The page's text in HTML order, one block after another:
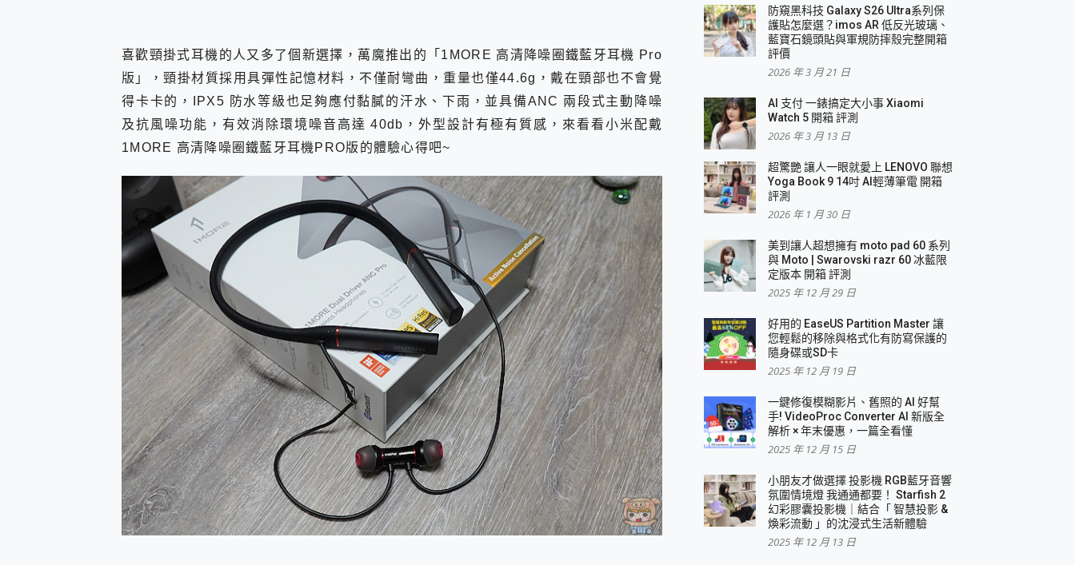
Xiaomi 14 Ultra 開箱 評測~ 有深度的 Leica 影像旗艦手機! 加碼小旗艦 Xiaomi 14 開箱 評測
人像旗艦 vivo V30 系列 開箱 評測! 首搭蔡司光學鏡頭、攝影棚級柔光環、拍攝功能最好玩的美拍神機 vivo V30 Pro
多個願望一次滿足 超強散熱 微星 MSI Claw A1M-026TW 電競掌機 開箱 評測
一吸完美對位 擁有超強吸力與超好用的隱磁支架 O-ONE MAG 最會吸的行動電源 開箱 評測
OPPO 哈蘇 300mm 專業增距鏡實測：Find X9 Ultra 光學長焦隨手拍，紀錄生活就是這麼簡單
Motorola edge 70 pro 及 moto g37 power上市，登錄在送飛利浦氣炸鍋
近八千元的 Soundcore Liberty 5 Pro Max，有螢幕的耳機會是智商稅嗎?
喜歡頸掛式耳機的人又多了個新選擇，萬魔推出的「1MORE 高清降噪圈鐵藍牙耳機 Pro
版」，頸掛材質採用具彈性記憶材料，不僅耐彎曲，重量也僅44.6g，戴在頸部也不會覺
得卡卡的，IPX5 防水等級也足夠應付黏膩的汗水、下雨，並具備ANC 兩段式主動降噪
及抗風噪功能，有效消除環境噪音高達 40db，外型設計有極有質感，來看看小米配戴
1MORE 高清降噪圈鐵藍牙耳機PRO版的體驗心得吧~
防窺黑科技 Galaxy S26 Ultra系列保
護貼怎麼選？imos AR 低反光玻璃、
藍寶石鏡頭貼與軍規防摔殼完整開箱
評價
2026 年 3 月 21 日
AI 支付 一錶搞定大小事 Xiaomi
Watch 5 開箱 評測
2026 年 3 月 13 日
超驚艷 讓人一眼就愛上 LENOVO 聯想
Yoga Book 9 14吋 AI輕薄筆電 開箱
評測
2026 年 1 月 30 日
美到讓人超想擁有 moto pad 60 系列
與 Moto | Swarovski razr 60 冰藍限
定版本 開箱 評測
2025 年 12 月 29 日
好用的 EaseUS Partition Master 讓
您輕鬆的移除與格式化有防寫保護的
隨身碟或SD卡
2025 年 12 月 19 日
一鍵修復模糊影片、舊照的 AI 好幫
手! VideoProc Converter AI 新版全
解析 × 年末優惠，一篇全看懂
2025 年 12 月 15 日
小朋友才做選擇 投影機 RGB藍牙音響
氛圍情境燈 我通通都要！ Starfish 2
幻彩膠囊投影機｜結合「 智慧投影 &
煥彩流動 」的沈浸式生活新體驗
2025 年 12 月 13 日